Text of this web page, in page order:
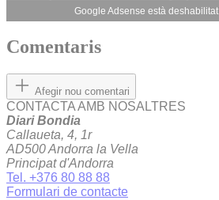
Google Adsense està deshabilitat.
Comentaris
Afegir nou comentari
CONTACTA AMB NOSALTRES
Diari Bondia
Callaueta, 4, 1r
AD500 Andorra la Vella
Principat d'Andorra
Tel. +376 80 88 88
Formulari de contacte